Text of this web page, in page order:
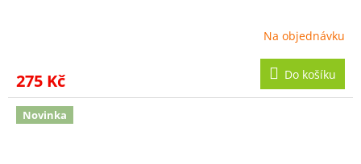
Na objednávku
275 Kč Do košíku
Novinka